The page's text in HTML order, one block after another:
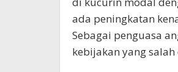
ada peningkatan
Sebagai penguasa
kebijakan yang